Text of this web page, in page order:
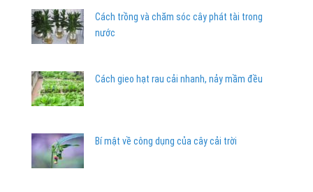
Cách trồng và chăm sóc cây phát tài trong
nước
Cách gieo hạt rau cải nhanh, nảy mầm đều
Bí mật về công dụng của cây cải trời